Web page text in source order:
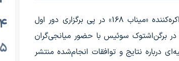
کمیته رسانه هیأت مذاکره‌کننده «میناب ۱۶۸» در پی برگزاری دور اول
در برگن‌اشتوک سوئیس با حضور میانجی‌گران
درباره نتایج و توافقات انجام‌شده منتشر